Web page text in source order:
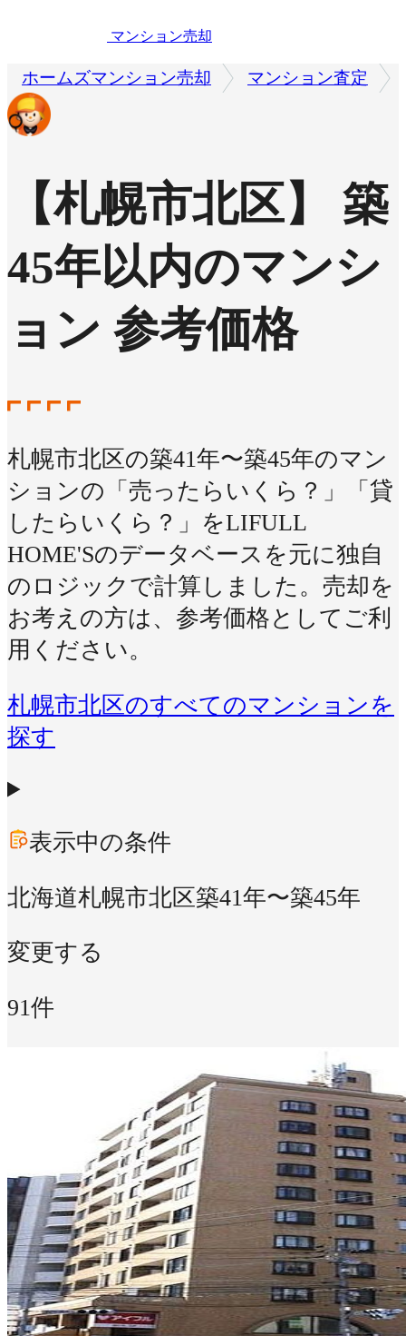
マンション売却
ホームズマンション売却 マンション査定
【札幌市北区】 築
45年以内のマンシ
ョン 参考価格
札幌市北区の築41年〜築45年のマン
ションの「売ったらいくら？」「貸
したらいくら？」をLIFULL
HOME'Sのデータベースを元に独自
のロジックで計算しました。売却を
お考えの方は、参考価格としてご利
用ください。
札幌市北区のすべてのマンションを
探す
表示中の条件
北海道札幌市北区築41年〜築45年
変更する
91件